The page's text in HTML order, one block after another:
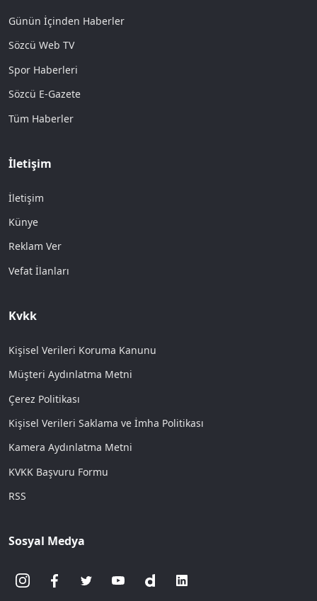
Günün İçinden Haberler
Sözcü Web TV
Spor Haberleri
Sözcü E-Gazete
Tüm Haberler
İletişim
İletişim
Künye
Reklam Ver
Vefat İlanları
Kvkk
Kişisel Verileri Koruma Kanunu
Müşteri Aydınlatma Metni
Çerez Politikası
Kişisel Verileri Saklama ve İmha Politikası
Kamera Aydınlatma Metni
KVKK Başvuru Formu
RSS
Sosyal Medya